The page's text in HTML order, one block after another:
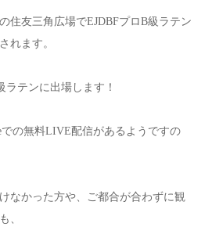
住友三角広場でEJDBFプロB級ラテン
れます。
テンに出場します！
の無料LIVE配信があるようですの
なかった方や、ご都合が合わずに観
、